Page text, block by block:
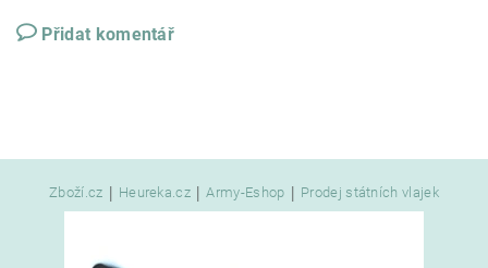
Přidat komentář
Zboží.cz | Heureka.cz | Army-Eshop | Prodej státních vlajek